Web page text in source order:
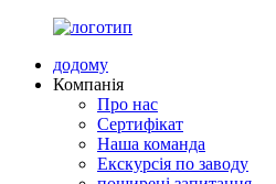
додому
Компанія
Про нас
Сертифікат
Наша команда
Екскурсія по заводу